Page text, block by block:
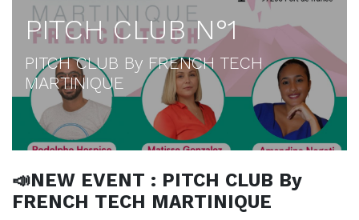
PITCH CLUB N°1
PITCH CLUB By FRENCH TECH
MARTINIQUE
📣NEW EVENT : PITCH CLUB By
FRENCH TECH MARTINIQUE